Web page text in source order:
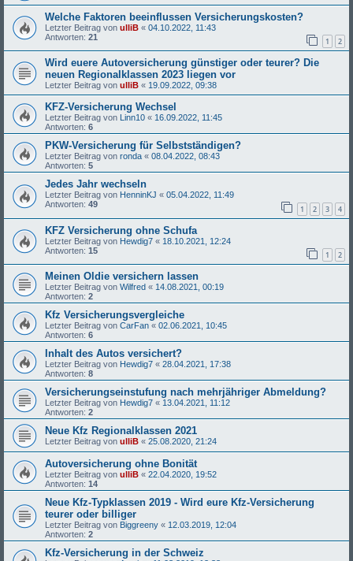
Welche Faktoren beeinflussen Versicherungskosten?
Letzter Beitrag von ulliB « 04.10.2022, 11:43
Antworten: 21 1 2
Wird euere Autoversicherung günstiger oder teurer? Die
neuen Regionalklassen 2023 liegen vor
Letzter Beitrag von ulliB « 19.09.2022, 09:38
KFZ-Versicherung Wechsel
Letzter Beitrag von Linn10 « 16.09.2022, 11:45
Antworten: 6
PKW-Versicherung für Selbstständigen?
Letzter Beitrag von ronda « 08.04.2022, 08:43
Antworten: 5
Jedes Jahr wechseln
Letzter Beitrag von HenninKJ « 05.04.2022, 11:49
Antworten: 49 1 2 3 4
KFZ Versicherung ohne Schufa
Letzter Beitrag von Hewdig7 « 18.10.2021, 12:24
Antworten: 15 1 2
Meinen Oldie versichern lassen
Letzter Beitrag von Wilfred « 14.08.2021, 00:19
Antworten: 2
Kfz Versicherungsvergleiche
Letzter Beitrag von CarFan « 02.06.2021, 10:45
Antworten: 6
Inhalt des Autos versichert?
Letzter Beitrag von Hewdig7 « 28.04.2021, 17:38
Antworten: 8
Versicherungseinstufung nach mehrjähriger Abmeldung?
Letzter Beitrag von Hewdig7 « 13.04.2021, 11:12
Antworten: 2
Neue Kfz Regionalklassen 2021
Letzter Beitrag von ulliB « 25.08.2020, 21:24
Autoversicherung ohne Bonität
Letzter Beitrag von ulliB « 22.04.2020, 19:52
Antworten: 14
Neue Kfz-Typklassen 2019 - Wird eure Kfz-Versicherung
teurer oder billiger
Letzter Beitrag von Biggreeny « 12.03.2019, 12:04
Antworten: 2
Kfz-Versicherung in der Schweiz